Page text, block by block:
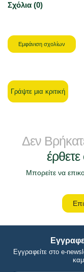
Σχόλια (0)
Εμφάνιση σχολίων
Γράψτε μια κριτική
Δεν
Μπορείτε να
Εγγραφείτε στο e-